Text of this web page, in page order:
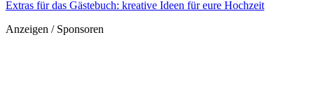
Extras für das Gästebuch: kreative Ideen für eure Hochzeit
Anzeigen / Sponsoren